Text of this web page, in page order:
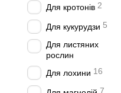
Для кротонів 2
Для кукурудзи 5
Для листяних
рослин
Для лохини 16
7